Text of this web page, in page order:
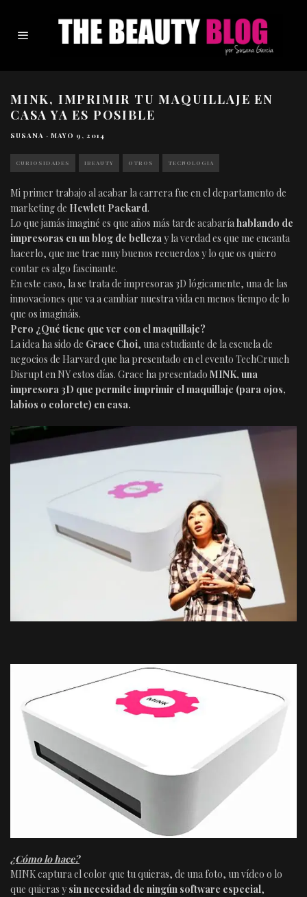
MINK, IMPRIMIR TU MAQUILLAJE EN
CASA YA ES POSIBLE
SUSANA · MAYO 9, 2014
CURIOSIDADES IBEAUTY OTROS TECNOLOGIA
Mi primer trabajo al acabar la carrera fue en el departamento de
marketing de Hewlett Packard.
Lo que jamás imaginé es que años más tarde acabaríahablando de
impresoras en un blog de bellezay la verdad es que me encanta
hacerlo, que me trae muy buenos recuerdos y lo que os quiero
contar es algo fascinante.
En este caso, la se trata de impresoras 3D lógicamente, una de las
innovaciones que va a cambiar nuestra vida en menos tiempo de lo
que os imagináis.
Pero ¿Qué tiene que ver con el maquillaje?
La idea ha sido de Grace Choi, una estudiante de la escuela de
negocios de Harvard que ha presentado en el evento TechCrunch
Disrupt en NY estos días. Grace ha presentado MINK, una
impresora 3D que permite imprimir el maquillaje (para ojos,
labios o colorete) en casa.
¿Cómo lo hace?
MINK captura el color que tu quieras, de una foto, un vídeo o lo
que quieras y sin necesidad de ningún software especial,